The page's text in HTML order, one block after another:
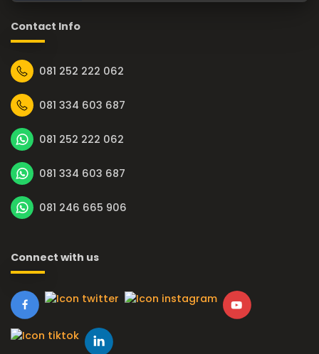
Contact Info
081 252 222 062
081 334 603 687
081 252 222 062
081 334 603 687
081 246 665 906
Connect with us